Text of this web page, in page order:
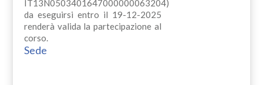
IT13N0503401647000000063204)
da eseguirsi entro il 19-12-2025
renderà valida la partecipazione al
corso.
Sede